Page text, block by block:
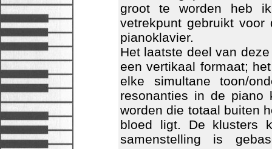
groot te worden heb
vetrekpunt gebruikt
pianoklavier.
Het laatste deel van
een vertikaal formaat;
elke simultane toon/
resonanties in de piano
worden die totaal buiten
bloed ligt. De klusters
samenstelling is